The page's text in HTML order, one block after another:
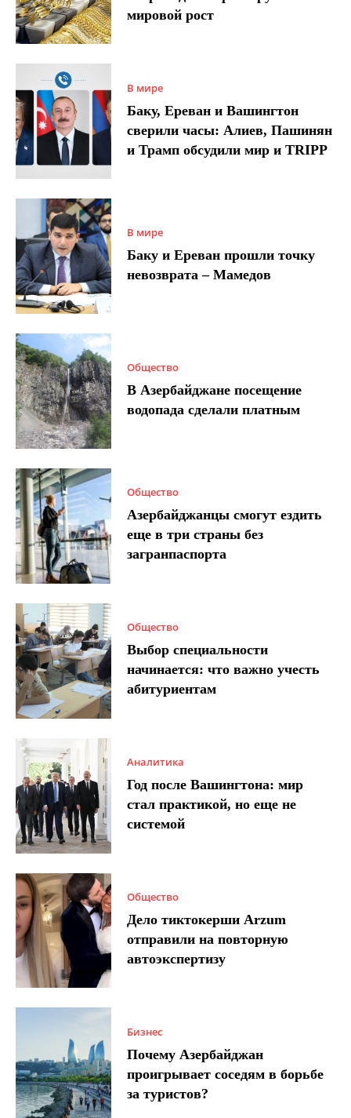
мировой рост
В мире
Баку, Ереван и Вашингтон
сверили часы: Алиев, Пашинян
и Трамп обсудили мир и TRIPP
В мире
Баку и Ереван прошли точку
невозврата – Мамедов
Общество
В Азербайджане посещение
водопада сделали платным
Общество
Азербайджанцы смогут ездить
еще в три страны без
загранпаспорта
Общество
Выбор специальности
начинается: что важно учесть
абитуриентам
Аналитика
Год после Вашингтона: мир
стал практикой, но еще не
системой
Общество
Дело тиктокерши Arzum
отправили на повторную
автоэкспертизу
Бизнес
Почему Азербайджан
проигрывает соседям в борьбе
за туристов?